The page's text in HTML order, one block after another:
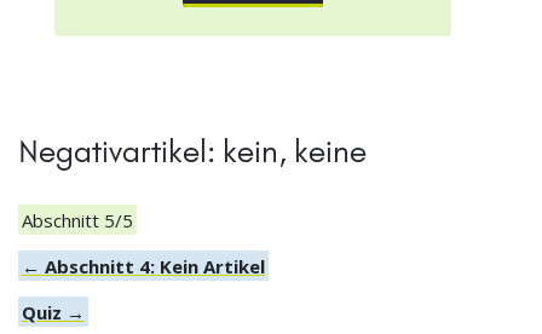
Negativartikel: kein, keine
Abschnitt 5/5
← Abschnitt 4: Kein Artikel
Quiz →